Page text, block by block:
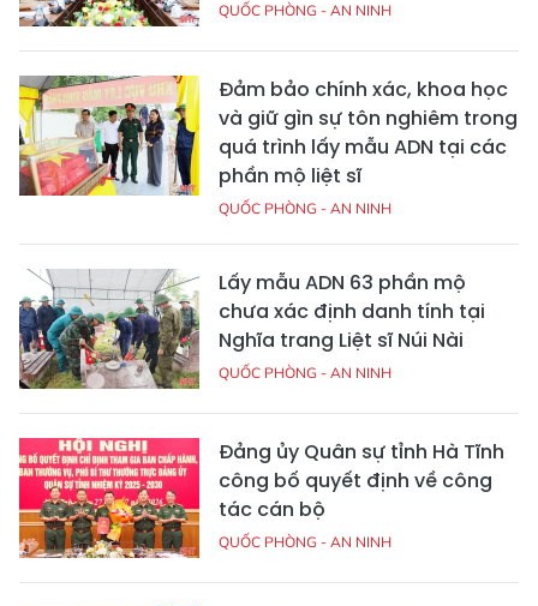
QUỐC PHÒNG - AN NINH
Đảm bảo chính xác, khoa học
và giữ gìn sự tôn nghiêm trong
quá trình lấy mẫu ADN tại các
phần mộ liệt sĩ
QUỐC PHÒNG - AN NINH
Lấy mẫu ADN 63 phần mộ
chưa xác định danh tính tại
Nghĩa trang Liệt sĩ Núi Nài
QUỐC PHÒNG - AN NINH
Đảng ủy Quân sự tỉnh Hà Tĩnh
công bố quyết định về công
tác cán bộ
QUỐC PHÒNG - AN NINH